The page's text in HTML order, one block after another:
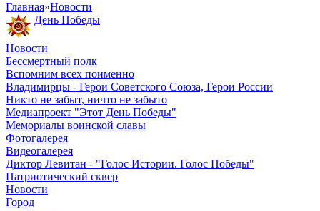
Главная»Новости
День Победы
Новости
Бессмертный полк
Вспомним всех поименно
Владимирцы - Герои Советского Союза, Герои России
Никто не забыт, ничто не забыто
Медиапроект "Этот День Победы"
Мемориалы воинской славы
Фотогалерея
Видеогалерея
Диктор Левитан - "Голос Истории. Голос Победы"
Патриотический сквер
Новости
Город